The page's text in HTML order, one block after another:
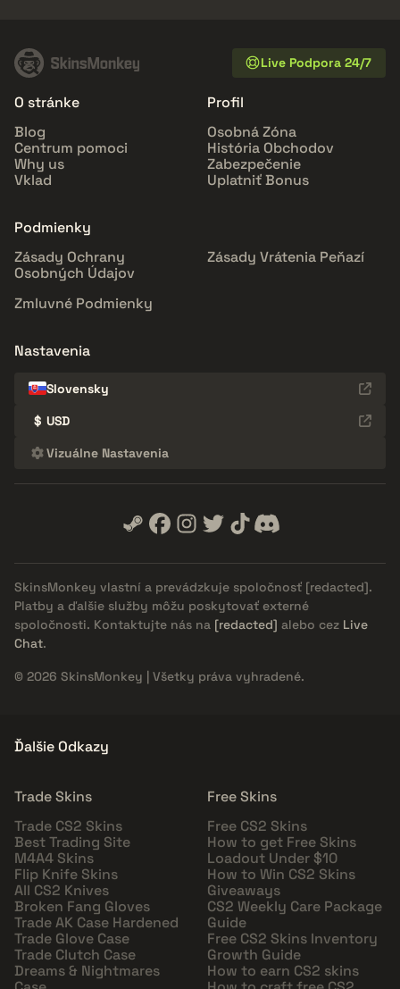
Live Podpora 24/7
O stránke
Blog
Centrum pomoci
Why us
Vklad
Profil
Osobná Zóna
História Obchodov
Zabezpečenie
Uplatniť Bonus
Podmienky
Zásady Ochrany
Osobných Údajov
Zásady Vrátenia Peňazí
Zmluvné Podmienky
Nastavenia
Slovensky
$ USD
Vizuálne Nastavenia
SkinsMonkey vlastní a prevádzkuje spoločnosť [redacted].
Platby a ďalšie služby môžu poskytovať externé
spoločnosti. Kontaktujte nás na [redacted] alebo cez Live
Chat.
© 2026 SkinsMonkey | Všetky práva vyhradené.
Ďalšie Odkazy
Trade Skins
Trade CS2 Skins
Best Trading Site
M4A4 Skins
Flip Knife Skins
All CS2 Knives
Broken Fang Gloves
Trade AK Case Hardened
Trade Glove Case
Trade Clutch Case
Dreams & Nightmares
Free Skins
Free CS2 Skins
How to get Free Skins
Loadout Under $10
How to Win CS2 Skins
Giveaways
CS2 Weekly Care Package
Guide
Free CS2 Skins Inventory
Growth Guide
How to earn CS2 skins